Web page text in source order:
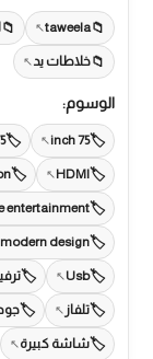
taweela
خلاطات يد
الوسوم:
75 inch
HDMI
entertainment
modern design
Usb
تلفاز
شاشة كبيرة